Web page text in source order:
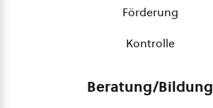
Förderung
Kontrolle
Beratung/Bildung